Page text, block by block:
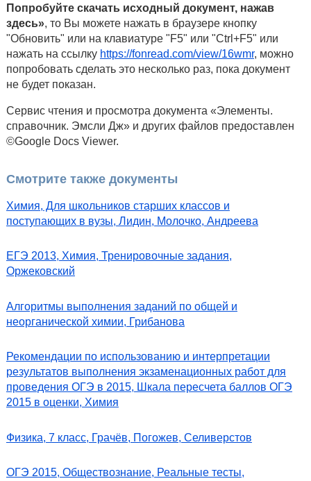
Попробуйте скачать исходный документ, нажав
здесь», то Вы можете нажать в браузере кнопку
"Обновить" или на клавиатуре "F5" или "Ctrl+F5" или
нажать на ссылку https://fonread.com/view/16wmr, можно
попробовать сделать это несколько раз, пока документ
не будет показан.
Сервис чтения и просмотра документа «Элементы.
справочник. Эмсли Дж» и других файлов предоставлен
©Google Docs Viewer.
Смотрите также документы
Химия, Для школьников старших классов и
поступающих в вузы, Лидин, Молочко, Андреева
ЕГЭ 2013, Химия, Тренировочные задания,
Оржековский
Алгоритмы выполнения заданий по общей и
неорганической химии, Грибанова
Рекомендации по использованию и интерпретации
результатов выполнения экзаменационных работ для
проведения ОГЭ в 2015, Шкала пересчета баллов ОГЭ
2015 в оценки, Химия
Физика, 7 класс, Грачёв, Погожев, Селиверстов
ОГЭ 2015, Обществознание, Реальные тесты,